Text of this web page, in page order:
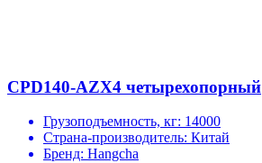
CPD140-AZX4 четырехопорный
Грузоподъемность, кг: 14000
Страна-производитель: Китай
Бренд: Hangcha